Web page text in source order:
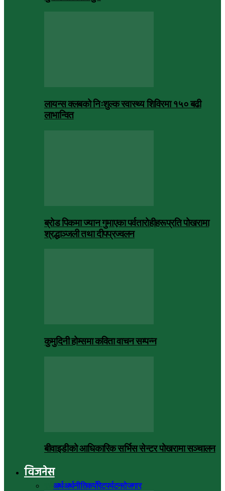
लायन्स क्लबको निःशुल्क स्वास्थ्य शिविरमा १५० बढी
लाभान्वित
ब्रोड पिकमा ज्यान गुमाएका पर्वतारोहीहरूप्रति पोखरामा
श्रद्धाञ्जली तथा दीपप्रज्वलन
कुमुदिनी होम्समा कविता वाचन सम्पन्न
बीवाइडीको आधिकारिक सर्भिस सेन्टर पोखरामा सञ्चालन
विजनेस
अर्थअर्थनीतिकर्पोरेटपर्यटनरोजगार